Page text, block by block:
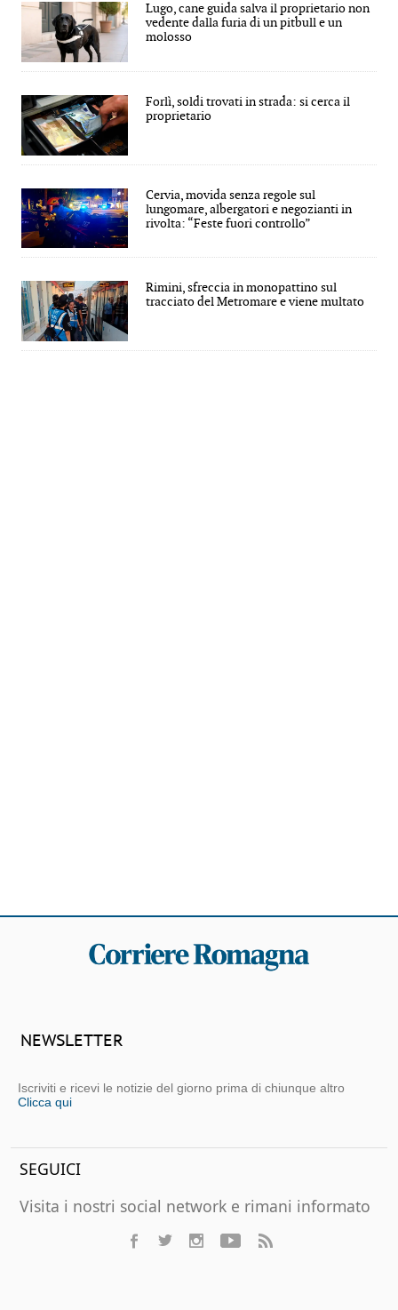
Lugo, cane guida salva il proprietario non
vedente dalla furia di un pitbull e un
molosso
Forlì, soldi trovati in strada: si cerca il
proprietario
Cervia, movida senza regole sul
lungomare, albergatori e negozianti in
rivolta: “Feste fuori controllo”
Rimini, sfreccia in monopattino sul
tracciato del Metromare e viene multato
NEWSLETTER
Iscriviti e ricevi le notizie del giorno prima di chiunque altro
Clicca qui
SEGUICI
Visita i nostri social network e rimani informato